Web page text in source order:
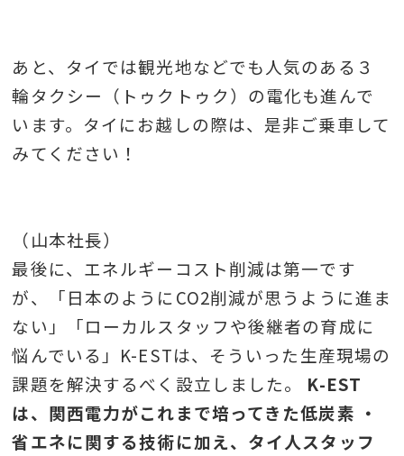
あと、タイでは観光地などでも人気のある３
輪タクシー（トゥクトゥク）の電化も進んで
います。タイにお越しの際は、是非ご乗車して
みてください！
（山本社長）
最後に、エネルギーコスト削減は第一です
が、「日本のようにCO2削減が思うように進ま
ない」「ローカルスタッフや後継者の育成に
悩んでいる」K-ESTは、そういった生産現場の
課題を解決するべく設立しました。 K-EST
は、関西電力がこれまで培ってきた低炭素 ・
省エネに関する技術に加え、タイ人スタッフ